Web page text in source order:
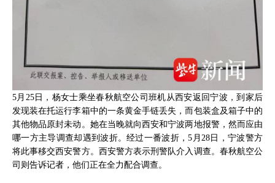
5月25日，杨女士乘坐春秋航空公司班机从西安返回宁波，到家后
发现装在托运行李箱中的一条黄金手链丢失，而包装盒及箱子中的
其他物品原封未动。她在当晚就向西安和宁波两地报警，然而应由
哪一方主导调查却遇到波折。经过一番波折，5月28日，宁波警方
将此事移交西安警方。西安警方表示刑警队介入调查。春秋航空公
司则告诉记者，他们正在全力配合调查。